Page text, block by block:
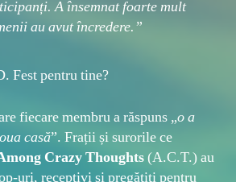
A însemnat foarte mult
au avut încredere.”
Fest pentru tine?
fiecare membru a răspuns „o a
casă”. Frații și surorile ce
Crazy Thoughts(A.C.T.) au
uri, receptivi și pregătiți pentru